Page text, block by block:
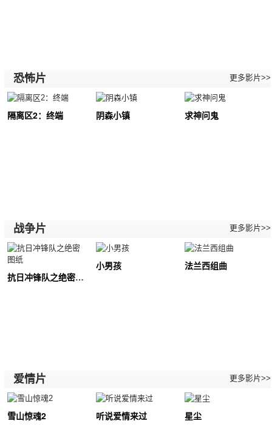
恐怖片 更多影片>>
隔离区2：终端 阴森小镇 求神问鬼
战争片 更多影片>>
抗日冲锋队之绝密图纸
小男孩 法兰西组曲
爱情片 更多影片>>
雪山惊魂2 听说爱情来过 星尘